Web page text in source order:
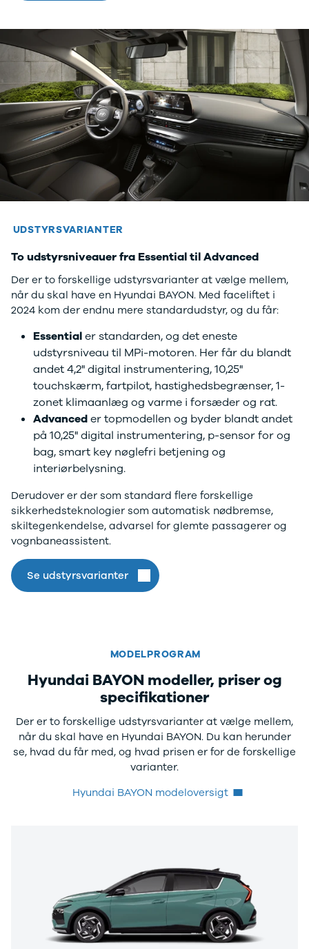
California
Crafter
Golf
Sportsvan
T-Cross
The Beetle
Transporter
e-Transporter
Caddy Maxi
Volvo
Se alle Volvo
Elbil
Stationcar
XC40
EX40
C40
EC40
EX90
XC90
V40
V60
V90
S60
S90
XPENG
G6
P7
7X
001
Biltyper
Se alle
biltyper
Benzinbil
Dieselbil
Crossover
Hatchback
Sedan
7 personers
biler
Varebiler
Cabriolet
Biler med
automatgear
automatgear
Elbiler
Se alle elbiler
Elbil SUV
Lille elbil
Elbil med
UDSTYRSVARIANTER
To udstyrsniveauer fra Essential til Advanced
Der er to forskellige udstyrsvarianter at vælge mellem,
når du skal have en Hyundai BAYON. Med faceliftet i
2024 kom der endnu mere standardudstyr, og du får:
Essentialer standarden, og det eneste
udstyrsniveau til MPi-motoren. Her får du blandt
andet 4,2" digital instrumentering, 10,25"
touchskærm, fartpilot, hastighedsbegrænser, 1-
zonet klimaanlæg og varme i forsæder og rat.
Advanceder topmodellen og byder blandt andet
på 10,25" digital instrumentering, p-sensor for og
bag, smart key nøglefri betjening og
interiørbelysning.
Derudover er der som standard flere forskellige
sikkerhedsteknologier som automatisk nødbremse,
skiltegenkendelse, advarsel for glemte passagerer og
vognbaneassistent.
Se udstyrsvarianter
MODELPROGRAM
Hyundai BAYON modeller, priser og
specifikationer
Der er to forskellige udstyrsvarianter at vælge mellem,
når du skal have en Hyundai BAYON. Du kan herunder
se, hvad du får med, og hvad prisen er for de forskellige
varianter.
Hyundai BAYON modeloversigt